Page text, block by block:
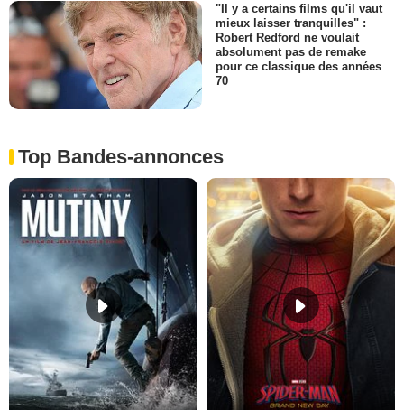
"Il y a certains films qu'il vaut
mieux laisser tranquilles" :
Robert Redford ne voulait
absolument pas de remake
pour ce classique des années
70
Top Bandes-annonces